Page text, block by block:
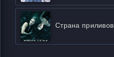
Страна приливов